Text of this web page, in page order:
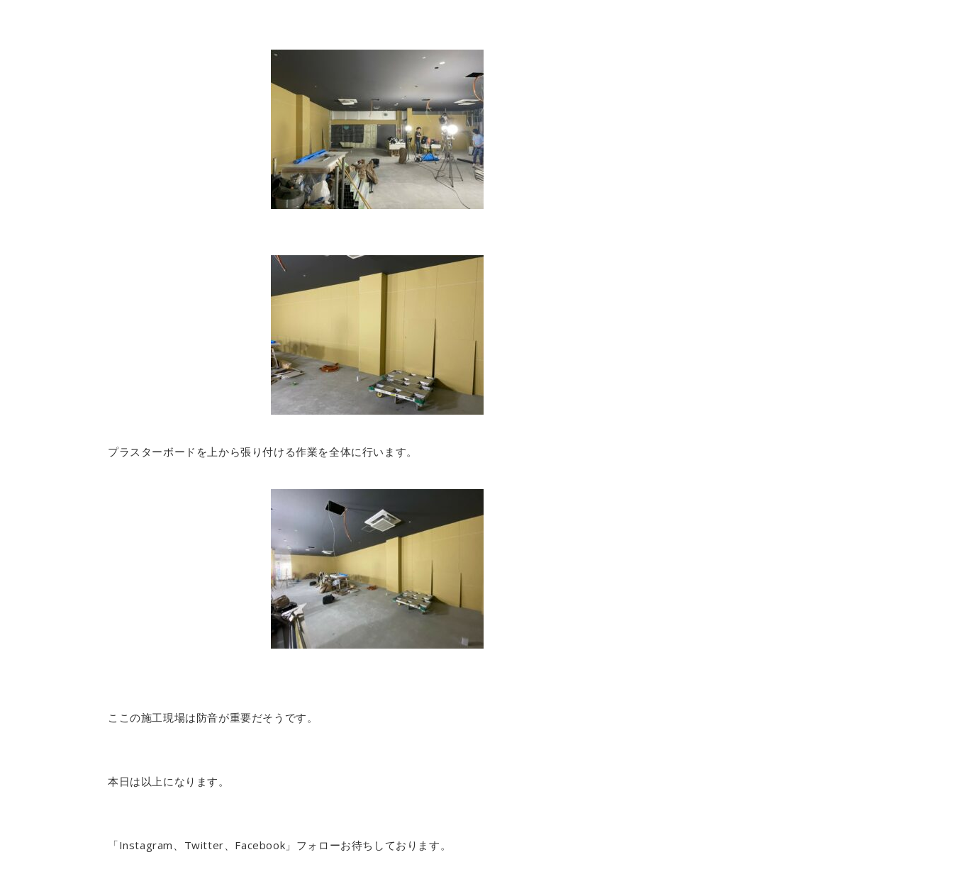
プラスターボードを上から張り付ける作業を全体に行います。
ここの施工現場は防音が重要だそうです。
本日は以上になります。
「Instagram、Twitter、Facebook」フォローお待ちしております。